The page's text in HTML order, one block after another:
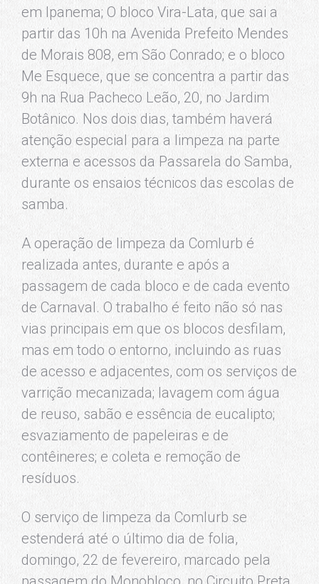
em Ipanema; O bloco Vira-Lata, que sai a
partir das 10h na Avenida Prefeito Mendes
de Morais 808, em São Conrado; e o bloco
Me Esquece, que se concentra a partir das
9h na Rua Pacheco Leão, 20, no Jardim
Botânico. Nos dois dias, também haverá
atenção especial para a limpeza na parte
externa e acessos da Passarela do Samba,
durante os ensaios técnicos das escolas de
samba.
A operação de limpeza da Comlurb é
realizada antes, durante e após a
passagem de cada bloco e de cada evento
de Carnaval. O trabalho é feito não só nas
vias principais em que os blocos desfilam,
mas em todo o entorno, incluindo as ruas
de acesso e adjacentes, com os serviços de
varrição mecanizada; lavagem com água
de reuso, sabão e essência de eucalipto;
esvaziamento de papeleiras e de
contêineres; e coleta e remoção de
resíduos.
O serviço de limpeza da Comlurb se
estenderá até o último dia de folia,
domingo, 22 de fevereiro, marcado pela